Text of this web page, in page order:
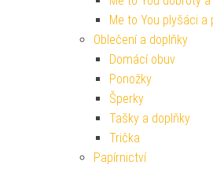
Me to You plyšáci a
Oblečení a doplňky
Domácí obuv
Ponožky
Šperky
Tašky a doplňky
Trička
Papírnictví